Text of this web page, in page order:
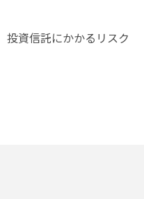
投資信託にかかるリスク